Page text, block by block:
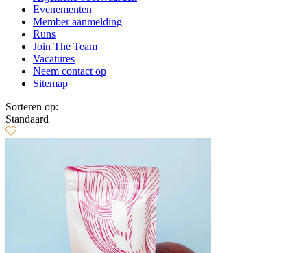
Evenementen
Member aanmelding
Runs
Join The Team
Vacatures
Neem contact op
Sitemap
Sorteren op:
Standaard